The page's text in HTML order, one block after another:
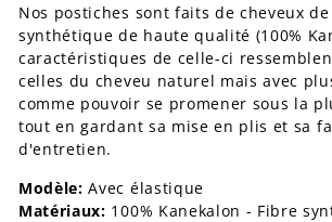
Nos postiches sont faits de cheveux
synthétique de haute qualité (100%
caractéristiques de celle-ci
celles du cheveu naturel mais avec
comme pouvoir se promener sous la
tout en gardant sa mise en plis et sa
d'entretien.
Modèle: Avec élastique
Matériaux: 100% Kanekalon - Fibre